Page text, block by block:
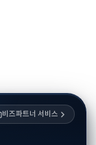
비즈파트너 서비스